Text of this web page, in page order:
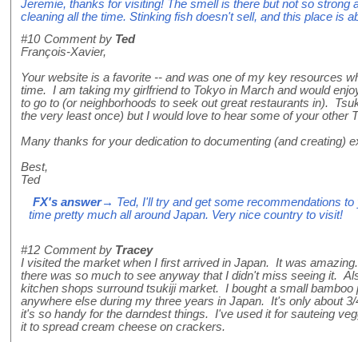
Jeremie, thanks for visiting! The smell is there but not so strong
cleaning all the time. Stinking fish doesn't sell, and this place is
#10 Comment by Ted
François-Xavier,
Your website is a favorite -- and was one of my key resources
time. I am taking my girlfriend to Tokyo in March and would
to go to (or neighborhoods to seek out great restaurants in).
the very least once) but I would love to hear some of your other
Many thanks for your dedication to documenting (and creating)
Best,
Ted
FX's answer→ Ted, I'll try and get some recommendations to
time pretty much all around Japan. Very nice country to visit!
#12 Comment by Tracey
I visited the market when I first arrived in Japan. It was
there was so much to see anyway that I didn't miss seeing it.
kitchen shops surround tsukiji market. I bought a small bamboo
anywhere else during my three years in Japan. It's only about
it's so handy for the darndest things. I've used it for sauteing
it to spread cream cheese on crackers.